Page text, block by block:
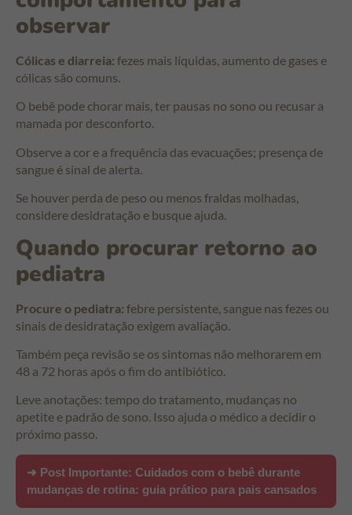
observar
Cólicas e diarreia: fezes mais líquidas, aumento de gases e
cólicas são comuns.
O bebê pode chorar mais, ter pausas no sono ou recusar a
mamada por desconforto.
Observe a cor e a frequência das evacuações; presença de
sangue é sinal de alerta.
Se houver perda de peso ou menos fraldas molhadas,
considere desidratação e busque ajuda.
Quando procurar retorno ao
pediatra
Procure o pediatra: febre persistente, sangue nas fezes ou
sinais de desidratação exigem avaliação.
Também peça revisão se os sintomas não melhorarem em
48 a 72 horas após o fim do antibiótico.
Leve anotações: tempo do tratamento, mudanças no
apetite e padrão de sono. Isso ajuda o médico a decidir o
próximo passo.
➜ Post Importante: Cuidados com o bebê durante
mudanças de rotina: guia prático para pais cansados